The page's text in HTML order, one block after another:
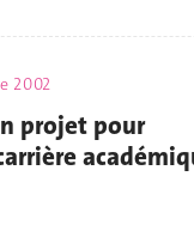
2002
projet pour